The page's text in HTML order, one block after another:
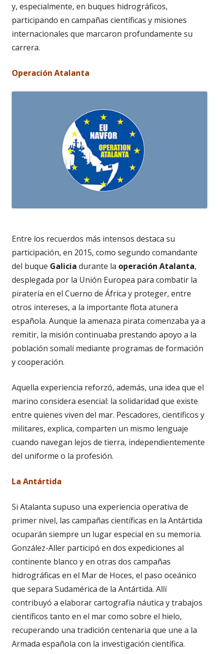
y, especialmente, en buques hidrográficos,
participando en campañas científicas y misiones
internacionales que marcaron profundamente su
carrera.
Operación Atalanta
Entre los recuerdos más intensos destaca su
participación, en 2015, como segundo comandante
del buque Galicia durante la operación Atalanta,
desplegada por la Unión Europea para combatir la
piratería en el Cuerno de África y proteger, entre
otros intereses, a la importante flota atunera
española. Aunque la amenaza pirata comenzaba ya a
remitir, la misión continuaba prestando apoyo a la
población somalí mediante programas de formación
y cooperación.
Aquella experiencia reforzó, además, una idea que el
marino considera esencial: la solidaridad que existe
entre quienes viven del mar. Pescadores, científicos y
militares, explica, comparten un mismo lenguaje
cuando navegan lejos de tierra, independientemente
del uniforme o la profesión.
La Antártida
Si Atalanta supuso una experiencia operativa de
primer nivel, las campañas científicas en la Antártida
ocuparán siempre un lugar especial en su memoria.
González-Aller participó en dos expediciones al
continente blanco y en otras dos campañas
hidrográficas en el Mar de Hoces, el paso oceánico
que separa Sudamérica de la Antártida. Allí
contribuyó a elaborar cartografía náutica y trabajos
científicos tanto en el mar como sobre el hielo,
recuperando una tradición centenaria que une a la
Armada española con la investigación científica.